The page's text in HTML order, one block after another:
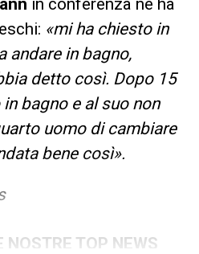
«mi ha chiesto in
andare in bagno,
detto così. Dopo 15
bagno e al suo non
uomo di cambiare
bene così».
NOSTRE TOP NEWS